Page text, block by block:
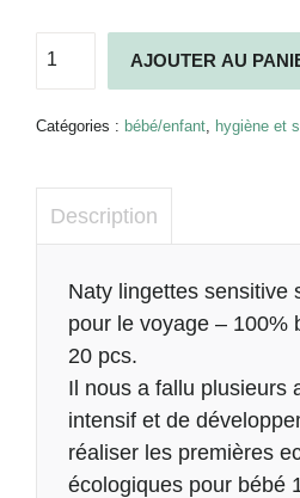
de
Naty
lingettes
biodégradable
AJOUTER AU
Catégories : bébé/enfant, hygiène et
Description
Description
Naty lingettes sensitive
pour le voyage – 100%
20 pcs.
Il nous a fallu plusieurs
intensif et de
réaliser les premières
écologiques pour bébé